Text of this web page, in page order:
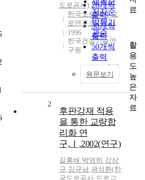
저자순
발행기
관순
20개씩
출력
30개씩
출력
50개씩
출력
100개씩
출력
도로공사)
한국도로공사 도
로연구소
1996
한국건설기술연
구원
원문보기
2
후판강재 적용
을 통한 교량합
리화 연
구,Ⅰ,2002(연구)
길홍배 ,박영하,강상
규,김규남,곽석환(한
국도로공사 도로교
료
활
용
도
높
은
자
료